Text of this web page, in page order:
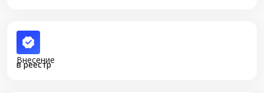
Внесение
в реестр